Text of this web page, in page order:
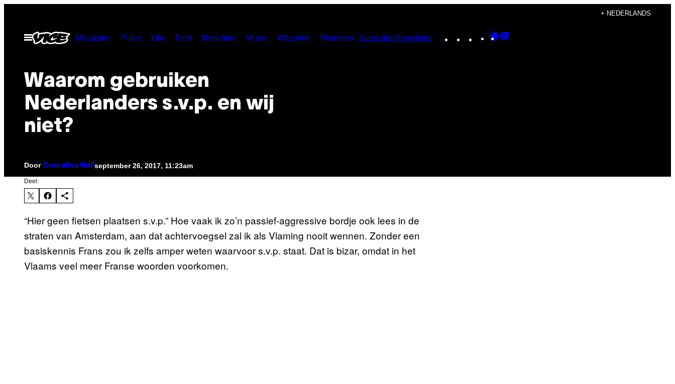
+ NEDERLANDS
Open
menu
Magazine Pulse Life Tech Munchies Music Waypoint Members SubscribeNewsletter Instagram
TikTokYouTube
Google
Waarom gebruiken
Nederlanders s.v.p. en wij
niet?
Door Cornelius Noll september 26, 2017, 11:23am
Deel:
“Hier geen fietsen plaatsen s.v.p.” Hoe vaak ik zo’n passief-aggressive bordje ook lees in de
straten van Amsterdam, aan dat achtervoegsel zal ik als Vlaming nooit wennen. Zonder een
basiskennis Frans zou ik zelfs amper weten waarvoor s.v.p. staat. Dat is bizar, omdat in het
Vlaams veel meer Franse woorden voorkomen.